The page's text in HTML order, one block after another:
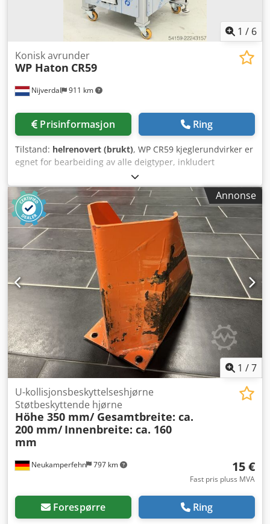
1 / 6
Nijverdal 911 km
Konisk avrunder
WP Haton CR59
Prisinformasjon Ring
Tilstand: helrenovert (brukt), WP CR59 kjeglerundvirker er
egnet for bearbeiding av alle deigtyper, inkludert
hvetedeig, hveteblandingsdeig, rugblandingsdeig og
grovdeig. Deigemnene mates inn i maskinens
sylinderseksjon via en justerbar renne, og transporteres
oppover av kjeglen gjennom spesialformede renner der de
rundvirkes. Teflonbeleggingen på renne og kjegle
forhindrer at deigemnene fester seg og minimerer smule­
dannelse. Vektområde: 400–1800 g Kapasitet: maks. 5000
stk per time Varmluft- og kaldluftvifte Kjegle (konisk og
sylindrisk, laget av støpejern), teflonbelagt Chedpjzh H Izjfx
Aknoa Renne av støpt aluminium, teflonbelagt innvendig
og utvendig Kjegle med hode­lager Ramme av rustfritt,
nikkelbelagt stål Deksel av børstet, rustfritt stål Understell
av nikkelbelagt stål med 4 hjul med låsebolter Med
betjeningsskap
Annonse
1 /7
Neukamperfehn 797 km
U-kollisjonsbeskyttelseshjørne
Støtbeskyttende hjørne
Höhe 350 mm/ Gesamtbreite: ca.
200 mm/ Innenbreite: ca. 160
mm
15 €
Fast pris pluss MVA
Forespørre Ring